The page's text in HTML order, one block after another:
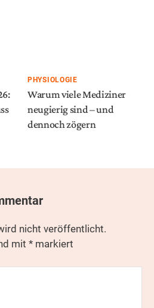
PHYSIOLOGIE
Warum viele Mediziner
neugierig sind – und
dennoch zögern
nicht veröffentlicht.
mit * markiert